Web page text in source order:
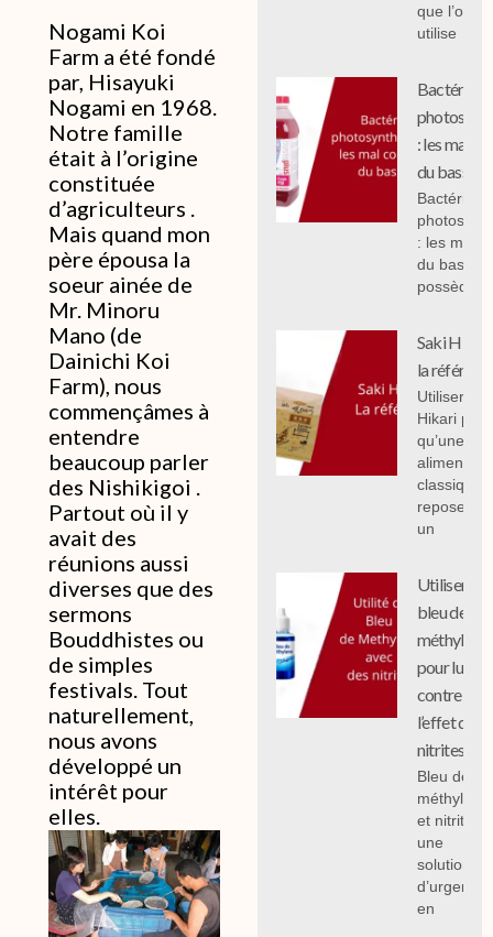
Nogami Koi
Farm a été fondé
par, Hisayuki
Nogami en 1968.
Notre famille
était à l’origine
constituée
d’agriculteurs .
Mais quand mon
père épousa la
soeur ainée de
Mr. Minoru
Mano (de
Dainichi Koi
Farm), nous
commençâmes à
entendre
beaucoup parler
des Nishikigoi .
Partout où il y
avait des
réunions aussi
diverses que des
sermons
Bouddhistes ou
de simples
festivals. Tout
naturellement,
nous avons
développé un
intérêt pour
elles.
que l’on
utilise
Bactéries
: les mal
du bassin.
Bactéries
: les mal
du bassin,
possèdent
Saki
la
Utiliser
Hikari
qu’une
classique
repose sur
un
Utiliser le
bleu de
méthylène
pour lutter
contre
l’effet des
nitrites
Bleu de
méthylène
et nitrites :
une
solution
d’urgence
en